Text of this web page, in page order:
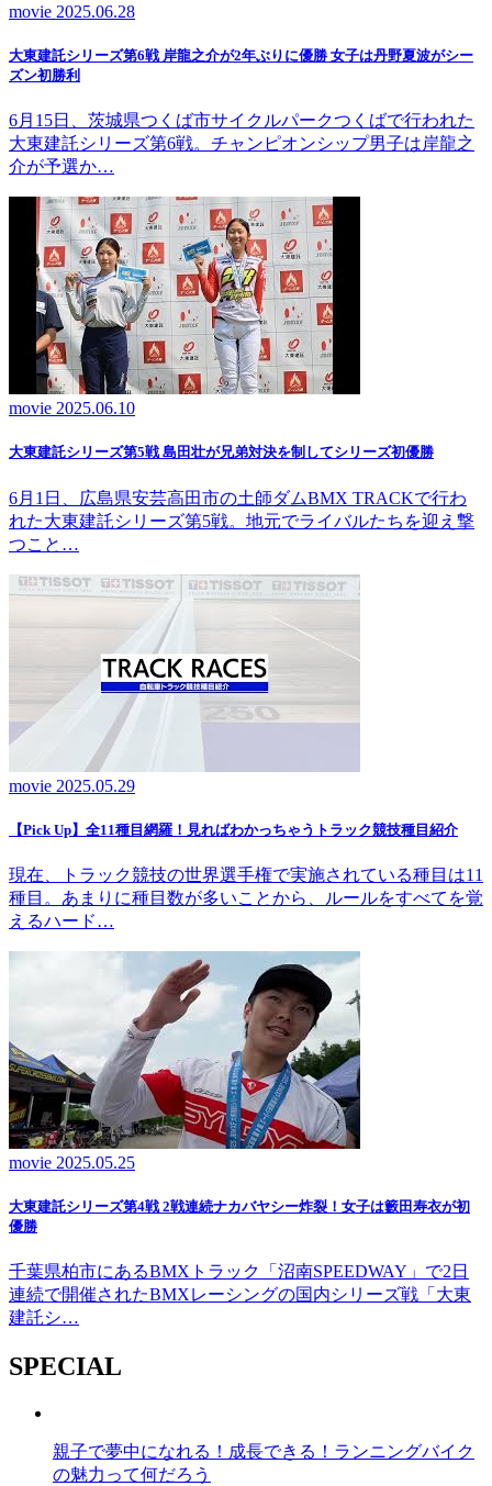
movie 2025.06.28
大東建託シリーズ第6戦 岸龍之介が2年ぶりに優勝 女子は丹野夏波がシー
ズン初勝利
6月15日、茨城県つくば市サイクルパークつくばで行われた
大東建託シリーズ第6戦。チャンピオンシップ男子は岸龍之
介が予選か…
movie 2025.06.10
大東建託シリーズ第5戦 島田壮が兄弟対決を制してシリーズ初優勝
6月1日、広島県安芸高田市の土師ダムBMX TRACKで行わ
れた大東建託シリーズ第5戦。地元でライバルたちを迎え撃
つこと…
movie 2025.05.29
【Pick Up】全11種目網羅！見ればわかっちゃうトラック競技種目紹介
現在、トラック競技の世界選手権で実施されている種目は11
種目。あまりに種目数が多いことから、ルールをすべてを覚
えるハード…
movie 2025.05.25
大東建託シリーズ第4戦 2戦連続ナカバヤシー炸裂！女子は籔田寿衣が初
優勝
千葉県柏市にあるBMXトラック「沼南SPEEDWAY」で2日
連続で開催されたBMXレーシングの国内シリーズ戦「大東
建託シ…
SPECIAL
親子で夢中になれる！成長できる！ランニングバイク
の魅力って何だろう